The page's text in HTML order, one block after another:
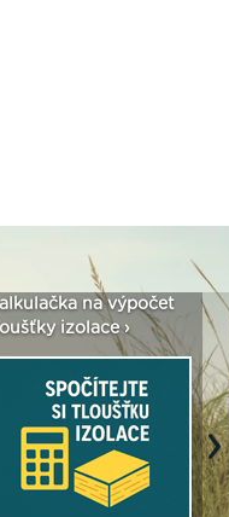
na výpočet
izolace ›